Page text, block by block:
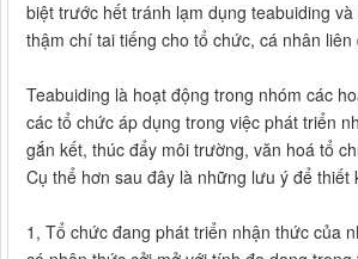
biệt trước hết tránh lạm dụng teabuiding
thậm chí tai tiếng cho tổ chức, cá nhân liên
Teabuiding là hoạt động trong nhóm các
các tổ chức áp dụng trong việc phát triển
gắn kết, thúc đẩy môi trường, văn hoá tổ
Cụ thể hơn sau đây là những lưu ý để thiết
1, Tổ chức đang phát triển nhận thức của